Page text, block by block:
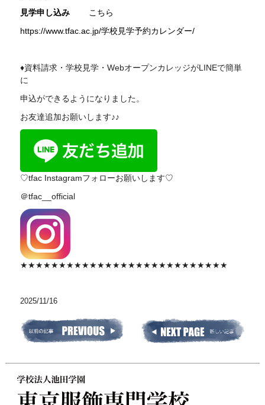
見学申し込み
こちら
https://www.tfac.ac.jp/学校見学予約カレンダー/
♦資料請求・学校見学・WebオープンカレッジがLINEで簡単
に
申込ができるようになりました。
お友達追加お願いします♪♪
♡tfac Instagramフォローお願いします♡
＠tfac__official
★★★★★★★★★★★★★★★★★★★★★★★★★★★
2025/11/16